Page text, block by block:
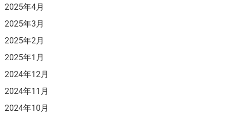
2025年4月
2025年3月
2025年2月
2025年1月
2024年12月
2024年11月
2024年10月